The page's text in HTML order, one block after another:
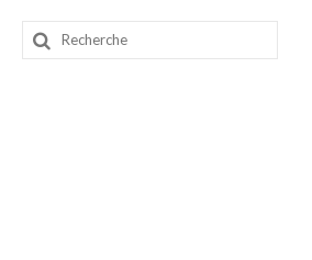
Guilin & Yangshuo
Rechercher
: